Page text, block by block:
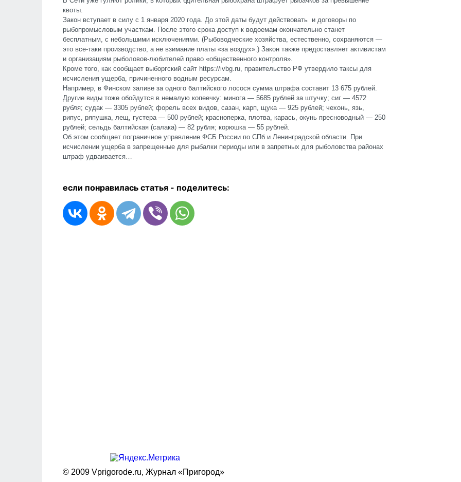
квоты.
Закон вступает в силу с 1 января 2020 года. До этой даты будут действовать и договоры по
рыбопромысловым участкам. После этого срока доступ к водоемам окончательно станет
бесплатным, с небольшими исключениями. (Рыбоводческие хозяйства, естественно, сохраняются —
это все-таки производство, а не взимание платы «за воздух».) Закон также предоставляет активистам
и организациям рыболовов-любителей право «общественного контроля».
Кроме того, как сообщает выборгский сайт https://ivbg.ru, правительство РФ утвердило таксы для
исчисления ущерба, причиненного водным ресурсам.
Например, в Финском заливе за одного балтийского лосося сумма штрафа составит 13 675 рублей.
Другие виды тоже обойдутся в немалую копеечку: минога — 5685 рублей за штучку; сиг — 4572
рубля; судак — 3305 рублей; форель всех видов, сазан, карп, щука — 925 рублей; чехонь, язь,
рипус, ряпушка, лещ, густера — 500 рублей; красноперка, плотва, карась, окунь пресноводный — 250
рублей; сельдь балтийская (салака) — 82 рубля; корюшка — 55 рублей.
Об этом сообщает пограничное управление ФСБ России по СПб и Ленинградской области. При
исчислении ущерба в запрещенные для рыбалки периоды или в запретных для рыболовства районах
штраф удваивается…
если понравилась статья - поделитесь:
© 2009 Vprigorode.ru, Журнал «Пригород»